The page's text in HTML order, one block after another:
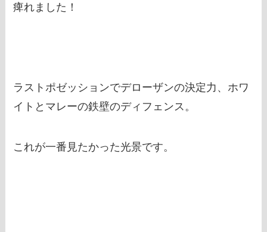
痺れました！
ラストポゼッションでデローザンの決定力、ホワ
イトとマレーの鉄壁のディフェンス。
これが一番見たかった光景です。